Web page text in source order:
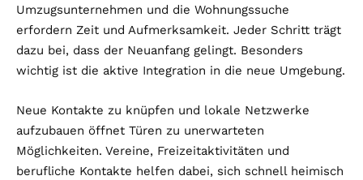
Umzugsunternehmen und die Wohnungssuche
erfordern Zeit und Aufmerksamkeit. Jeder Schritt trägt
dazu bei, dass der Neuanfang gelingt. Besonders
wichtig ist die aktive Integration in die neue Umgebung.
Neue Kontakte zu knüpfen und lokale Netzwerke
aufzubauen öffnet Türen zu unerwarteten
Möglichkeiten. Vereine, Freizeitaktivitäten und
berufliche Kontakte helfen dabei, sich schnell heimisch